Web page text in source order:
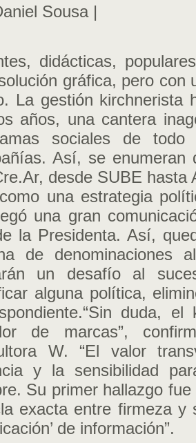
Sousa |
didácticas,
gráfica, pero con
La gestión kirchnerista
años, una cantera
sociales de
Así, se enumeran
desde SUBE hasta
una estrategia
una gran
la Presidenta. Así,
de denominaciones
un desafío al
alguna política,
duda,
de marcas”,
W. “El valor
y la sensibilidad
Su primer hallazgo
exacta entre firmeza y
de información”.